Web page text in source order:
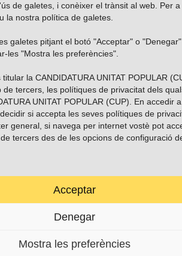
de galetes, i conèixer el trànsit al web. Per
la nostra política de galetes
galetes pitjant el botó "Acceptar" o
les "Mostra les preferències".
la CANDIDATURA UNITAT POPULAR
de tercers, les polítiques de privacitat dels
UNITAT POPULAR (CUP). En accedir
si accepta les seves polítiques de
general, si navega per internet vostè pot
tercers des de les opcions de configuració
Acceptar
Denegar
Mostra les preferències